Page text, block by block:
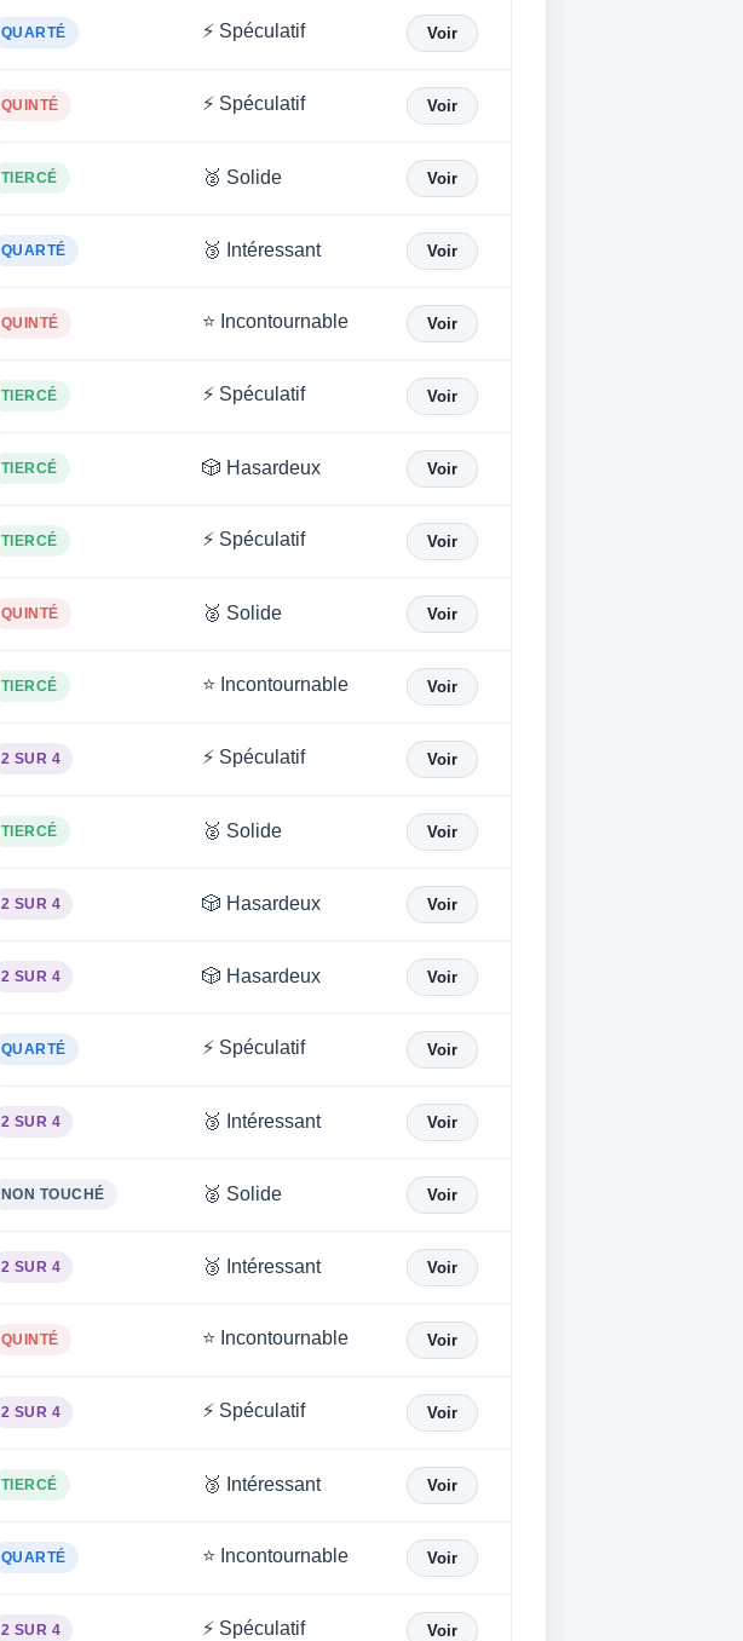
QUARTÉ ⚡ Spéculatif Voir
QUINTÉ ⚡ Spéculatif Voir
TIERCÉ 🥈 Solide Voir
QUARTÉ 🥉 Intéressant Voir
QUINTÉ ⭐ Incontournable Voir
TIERCÉ ⚡ Spéculatif Voir
TIERCÉ 🎲 Hasardeux Voir
TIERCÉ ⚡ Spéculatif Voir
QUINTÉ 🥈 Solide Voir
TIERCÉ ⭐ Incontournable Voir
2 SUR 4 ⚡ Spéculatif Voir
TIERCÉ 🥈 Solide Voir
2 SUR 4 🎲 Hasardeux Voir
2 SUR 4 🎲 Hasardeux Voir
QUARTÉ ⚡ Spéculatif Voir
2 SUR 4 🥉 Intéressant Voir
NON TOUCHÉ 🥈 Solide Voir
2 SUR 4 🥉 Intéressant Voir
QUINTÉ ⭐ Incontournable Voir
2 SUR 4 ⚡ Spéculatif Voir
TIERCÉ 🥉 Intéressant Voir
QUARTÉ ⭐ Incontournable Voir
2 SUR 4 ⚡ Spéculatif Voir